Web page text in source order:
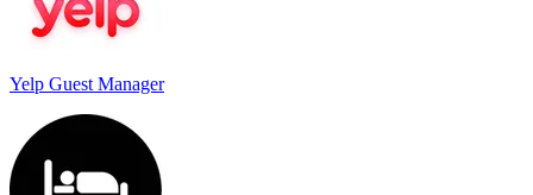
Yelp Guest Manager